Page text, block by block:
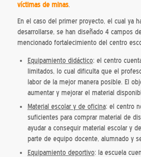
víctimas de minas.
En el caso del primer proyecto, el cual ya
desarrollarse, se han diseñado 4 campos
mencionado fortalecimiento del centro
Equipamiento didáctico: el centro
limitados, lo cual dificulta que el
labor de la mejor manera posible. El
aumentar y mejorar el material
Material escolar y de oficina: el centro
suficientes para comprar material de
ayudar a conseguir material escolar y
parte de equipo docente, alumnado y
Equipamiento deportivo: la escuela